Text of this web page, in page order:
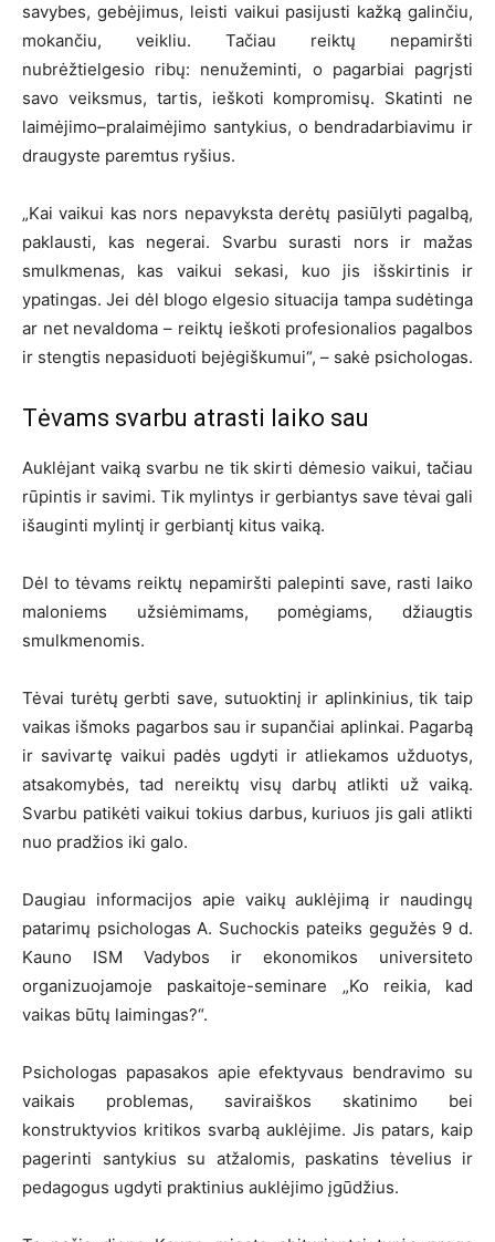
savybes, gebėjimus, leisti vaikui pasijusti kažką galinčiu,
mokančiu, veikliu. Tačiau reiktų nepamiršti
nubrėžtielgesio ribų: nenužeminti, o pagarbiai pagrįsti
savo veiksmus, tartis, ieškoti kompromisų. Skatinti ne
laimėjimo–pralaimėjimo santykius, o bendradarbiavimu ir
draugyste paremtus ryšius.
„Kai vaikui kas nors nepavyksta derėtų pasiūlyti pagalbą,
paklausti, kas negerai. Svarbu surasti nors ir mažas
smulkmenas, kas vaikui sekasi, kuo jis išskirtinis ir
ypatingas. Jei dėl blogo elgesio situacija tampa sudėtinga
ar net nevaldoma – reiktų ieškoti profesionalios pagalbos
ir stengtis nepasiduoti bejėgiškumui“, – sakė psichologas.
Tėvams svarbu atrasti laiko sau
Auklėjant vaiką svarbu ne tik skirti dėmesio vaikui, tačiau
rūpintis ir savimi. Tik mylintys ir gerbiantys save tėvai gali
išauginti mylintį ir gerbiantį kitus vaiką.
Dėl to tėvams reiktų nepamiršti palepinti save, rasti laiko
maloniems užsiėmimams, pomėgiams, džiaugtis
smulkmenomis.
Tėvai turėtų gerbti save, sutuoktinį ir aplinkinius, tik taip
vaikas išmoks pagarbos sau ir supančiai aplinkai. Pagarbą
ir savivartę vaikui padės ugdyti ir atliekamos užduotys,
atsakomybės, tad nereiktų visų darbų atlikti už vaiką.
Svarbu patikėti vaikui tokius darbus, kuriuos jis gali atlikti
nuo pradžios iki galo.
Daugiau informacijos apie vaikų auklėjimą ir naudingų
patarimų psichologas A. Suchockis pateiks gegužės 9 d.
Kauno ISM Vadybos ir ekonomikos universiteto
organizuojamoje paskaitoje-seminare „Ko reikia, kad
vaikas būtų laimingas?“.
Psichologas papasakos apie efektyvaus bendravimo su
vaikais problemas, saviraiškos skatinimo bei
konstruktyvios kritikos svarbą auklėjime. Jis patars, kaip
pagerinti santykius su atžalomis, paskatins tėvelius ir
pedagogus ugdyti praktinius auklėjimo įgūdžius.